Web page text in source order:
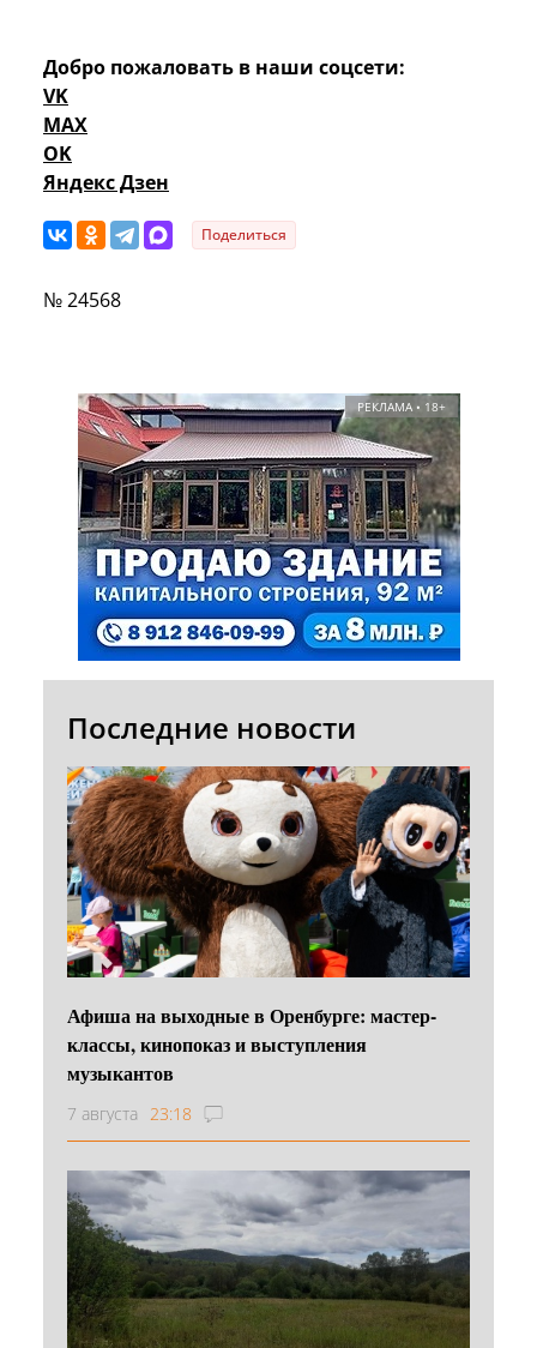
Добро пожаловать в наши соцсети:
VK
MAX
OK
Яндекс Дзен
Поделиться
№ 24568
РЕКЛАМА • 18+
Последние новости
Афиша на выходные в Оренбурге: мастер-
классы, кинопоказ и выступления
музыкантов
7 августа 23:18